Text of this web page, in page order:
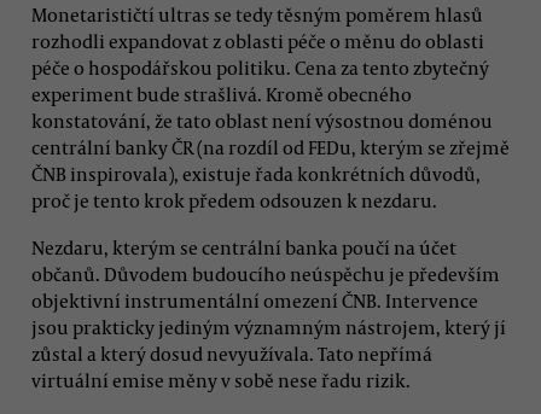
Monetarističtí ultras se tedy těsným poměrem hlasů
rozhodli expandovat z oblasti péče o měnu do oblasti
péče o hospodářskou politiku. Cena za tento zbytečný
experiment bude strašlivá. Kromě obecného
konstatování, že tato oblast není výsostnou doménou
centrální banky ČR (na rozdíl od FEDu, kterým se zřejmě
ČNB inspirovala), existuje řada konkrétních důvodů,
proč je tento krok předem odsouzen k nezdaru.
Nezdaru, kterým se centrální banka poučí na účet
občanů. Důvodem budoucího neúspěchu je především
objektivní instrumentální omezení ČNB. Intervence
jsou prakticky jediným významným nástrojem, který jí
zůstal a který dosud nevyužívala. Tato nepřímá
virtuální emise měny v sobě nese řadu rizik.